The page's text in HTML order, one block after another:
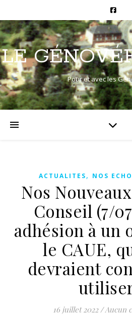
LE
Pour et avec les
ACTUALITES, NOS
Nos
Conseil (7/
adhésion à un
le CAUE,
devraient
16 juillet 2022 /Aucun